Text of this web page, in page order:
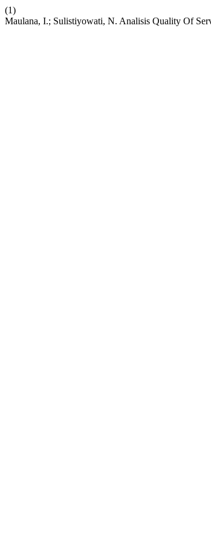
(1)
Maulana, I.; Sulistiyowati, N. Analisis Quality Of